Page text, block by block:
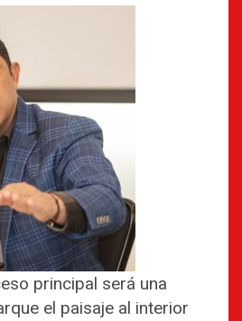
principal será una
el paisaje al interior